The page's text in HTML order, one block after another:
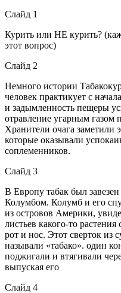
Слайд 1
Курить или НЕ курить?
этот вопрос)
Слайд 2
Немного истории
человек практикует с
и задымленность пещеры
отравление угарным газом
Хранители очага заметили
которые оказывали
соплеменников.
Слайд 3
В Европу табак был
Колумбом. Колумб и его
из островов Америки,
листьев какого-то
рот и нос. Этот сверток из
называли «табако». один
поджигали и втягивали
выпуская его
Слайд 4